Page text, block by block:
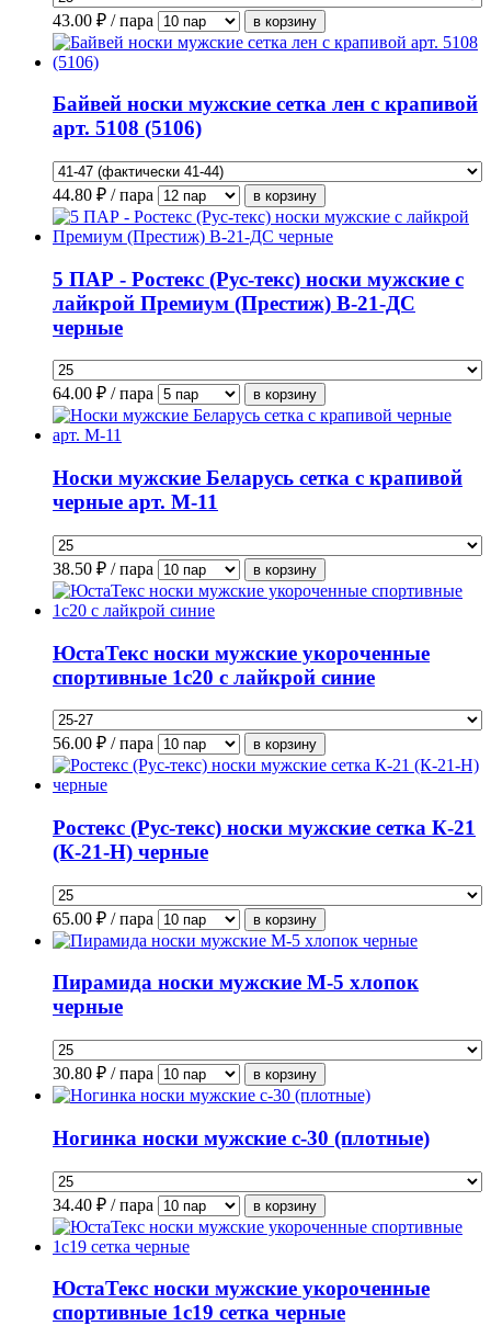
43.00 ₽ / пара
Байвей носки мужские сетка лен с крапивой
арт. 5108 (5106)
44.80 ₽ / пара
5 ПАР - Ростекс (Рус-текс) носки мужские с
лайкрой Премиум (Престиж) В-21-ДС
черные
64.00 ₽ / пара
Носки мужские Беларусь сетка с крапивой
черные арт. М-11
38.50 ₽ / пара
ЮстаТекс носки мужские укороченные
спортивные 1с20 с лайкрой синие
56.00 ₽ / пара
Ростекс (Рус-текс) носки мужские сетка К-21
(К-21-Н) черные
65.00 ₽ / пара
Пирамида носки мужские М-5 хлопок
черные
30.80 ₽ / пара
Ногинка носки мужские с-30 (плотные)
34.40 ₽ / пара
ЮстаТекс носки мужские укороченные
спортивные 1с19 сетка черные